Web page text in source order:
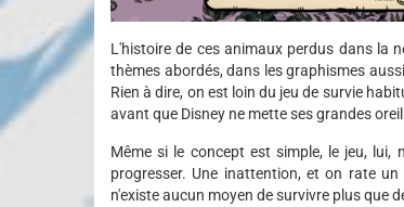
L'histoire de ces animaux perdus dans la
thèmes abordés, dans les graphismes
Rien à dire, on est loin du jeu de survie
avant que Disney ne mette ses grandes
Même si le concept est simple, le jeu,
progresser. Une inattention, et on rate
n'existe aucun moyen de survivre plus que